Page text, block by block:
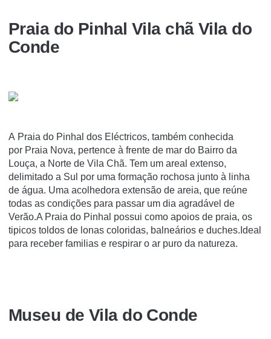
Praia do Pinhal Vila chã Vila do
Conde
A Praia do Pinhal dos Eléctricos, também conhecida
por Praia Nova, pertence à frente de mar do Bairro da
Louça, a Norte de Vila Chã. Tem um areal extenso,
delimitado a Sul por uma formação rochosa junto à linha
de água. Uma acolhedora extensão de areia, que reúne
todas as condições para passar um dia agradável de
Verão.A Praia do Pinhal possui como apoios de praia, os
tipicos toldos de lonas coloridas, balneários e duches.Ideal
para receber familias e respirar o ar puro da natureza.
Museu de Vila do Conde